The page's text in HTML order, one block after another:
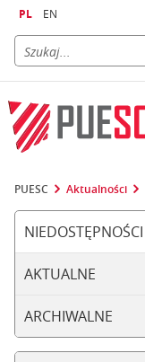
PL EN
PUESC Aktualności
NIEDOSTĘPNOŚCI
AKTUALNE
ARCHIWALNE